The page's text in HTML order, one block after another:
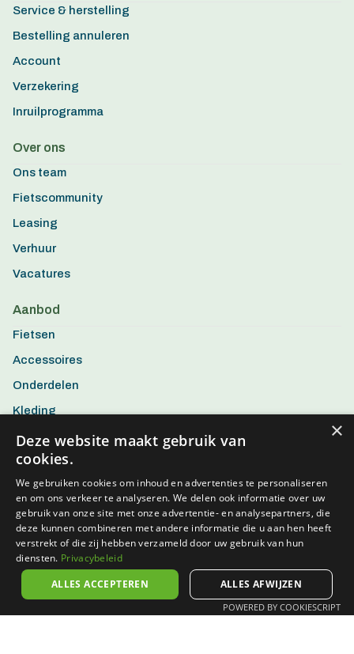
Service & herstelling
Bestelling annuleren
Account
Verzekering
Inruilprogramma
Over ons
Ons team
Fietscommunity
Leasing
Verhuur
Vacatures
Aanbod
Fietsen
Accessoires
Onderdelen
Kleding
Aanbiedingen
×
Deze website maakt gebruik van
cookies.
We gebruiken cookies om inhoud en advertenties te personaliseren
en om ons verkeer te analyseren. We delen ook informatie over uw
gebruik van onze site met onze advertentie- en analysepartners, die
deze kunnen combineren met andere informatie die u aan hen heeft
verstrekt of die zij hebben verzameld door uw gebruik van hun
diensten. Privacybeleid
ALLES ACCEPTEREN
ALLES AFWIJZEN
POWERED BY COOKIESCRIPT